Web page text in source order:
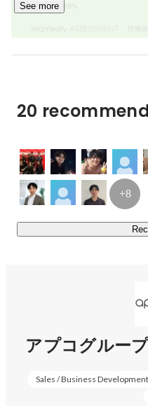
出る共通の考え方や仕組
す。セールス、マーケテ
前はほどんどが未経験よ
の教育制度を活用し、史
２、海外研修制度で世界
私たちは日本に留まらず
躍している人と繋がり様
となり、今までにオース
することを大事にしていま
一人一人将来の夢や目標
起業を目指す人、営業力
働きたい人、海外が好きな
See more
20
+8
アプコグルー
Sales / Business Development